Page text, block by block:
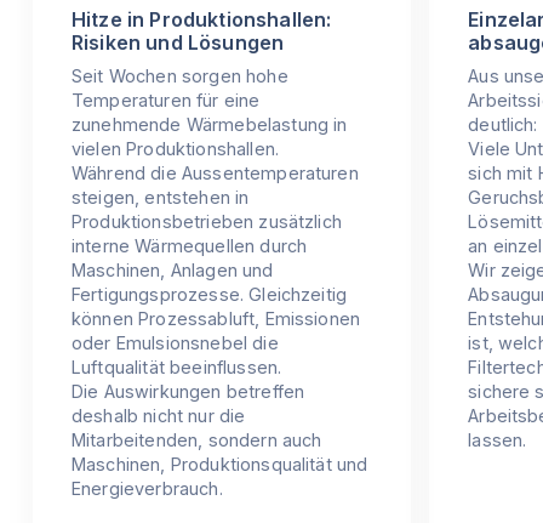
Hitze in Produktionshallen:
Risiken und Lösungen
Seit Wochen sorgen hohe
Temperaturen für eine
zunehmende Wärmebelastung in
vielen Produktionshallen.
Während die Aussentemperaturen
steigen, entstehen in
Produktionsbetrieben zusätzlich
interne Wärmequellen durch
Maschinen, Anlagen und
Fertigungsprozesse. Gleichzeitig
können Prozessabluft, Emissionen
oder Emulsionsnebel die
Luftqualität beeinflussen.
Die Auswirkungen betreffen
deshalb nicht nur die
Mitarbeitenden, sondern auch
Maschinen, Produktionsqualität und
Energieverbrauch.
Aus
deutlich:
Viele
sich mit
an
Wir
ist,
sichere
lassen.